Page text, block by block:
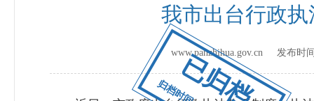
已归档
我市出台行政
www.panzhihua.gov.cn 发布时